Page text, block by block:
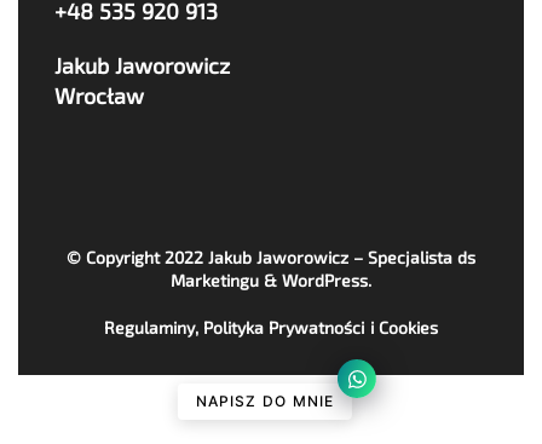
+48 535 920 913
Jakub Jaworowicz
Wrocław
© Copyright 2022 Jakub Jaworowicz – Specjalista ds
Marketingu & WordPress.
Regulaminy, Polityka Prywatności i Cookies
NAPISZ DO MNIE